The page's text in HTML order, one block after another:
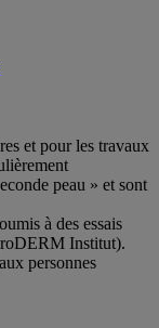
et pour les travaux
peau » et sont
à des essais
Institut).
personnes